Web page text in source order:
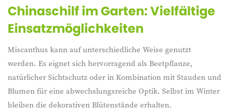
Chinaschilf im Garten: Vielfältige
Einsatzmöglichkeiten
Miscanthus kann auf unterschiedliche Weise genutzt
werden. Es eignet sich hervorragend als Beetpflanze,
natürlicher Sichtschutz oder in Kombination mit Stauden und
Blumen für eine abwechslungsreiche Optik. Selbst im Winter
bleiben die dekorativen Blütenstände erhalten.